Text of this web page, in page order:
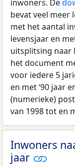
inwoners. De
bevat veel meer
met het aantal
levensjaar en
uitsplitsing naar
het document
voor iedere 5
en met ‘90 jaar
(numerieke)
van 1998 tot en
Inwoners
jaar